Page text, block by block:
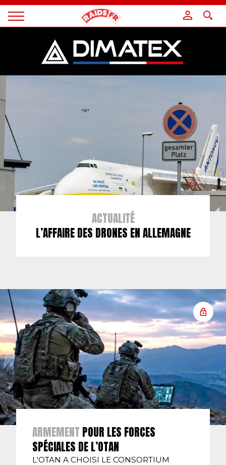
Magazine
ACTUALITÉ
L’AFFAIRE DES DRONES EN ALLEMAGNE
ARMEMENT POUR LES FORCES
SPÉCIALES DE L’OTAN
L'OTAN A CHOISI LE CONSORTIUM
Panneau de gestion des cookies